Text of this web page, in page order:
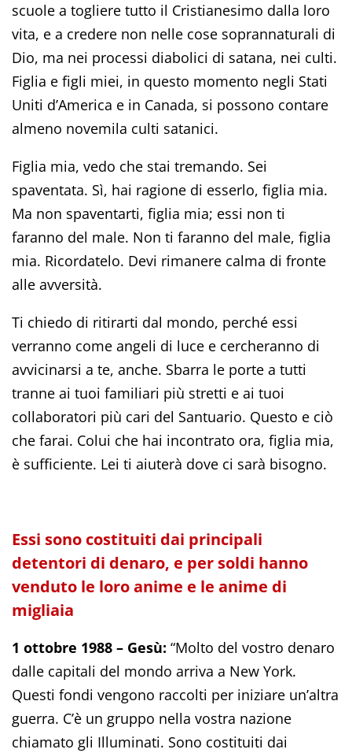
scuole a togliere tutto il Cristianesimo dalla loro
vita, e a credere non nelle cose soprannaturali di
Dio, ma nei processi diabolici di satana, nei culti.
Figlia e figli miei, in questo momento negli Stati
Uniti d’America e in Canada, si possono contare
almeno novemila culti satanici.
Figlia mia, vedo che stai tremando. Sei
spaventata. Sì, hai ragione di esserlo, figlia mia.
Ma non spaventarti, figlia mia; essi non ti
faranno del male. Non ti faranno del male, figlia
mia. Ricordatelo. Devi rimanere calma di fronte
alle avversità.
Ti chiedo di ritirarti dal mondo, perché essi
verranno come angeli di luce e cercheranno di
avvicinarsi a te, anche. Sbarra le porte a tutti
tranne ai tuoi familiari più stretti e ai tuoi
collaboratori più cari del Santuario. Questo e ciò
che farai. Colui che hai incontrato ora, figlia mia,
è sufficiente. Lei ti aiuterà dove ci sarà bisogno.
Essi sono costituiti dai principali
detentori di denaro, e per soldi hanno
venduto le loro anime e le anime di
migliaia
1 ottobre 1988 – Gesù: “Molto del vostro denaro
dalle capitali del mondo arriva a New York.
Questi fondi vengono raccolti per iniziare un’altra
guerra. C’è un gruppo nella vostra nazione
chiamato gli Illuminati. Sono costituiti dai